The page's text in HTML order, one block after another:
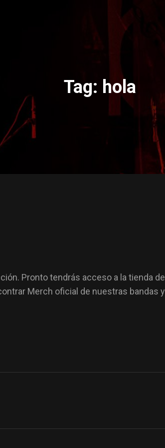
Tag: hola
Pronto tendrás acceso a la tienda de
Merch oficial de nuestras bandas y